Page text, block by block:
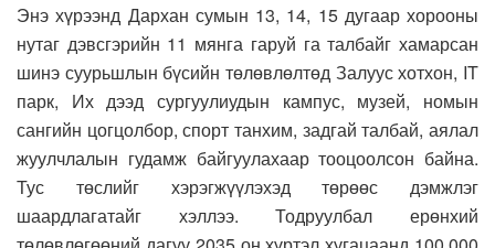
Энэ хүрээнд Дархан сумын 13, 14, 15 дугаар хорооны
нутаг дэвсгэрийн 11 мянга гаруй га талбайг хамарсан
шинэ суурьшлын бүсийн төлөвлөлтөд Залуус хотхон, IT
парк, Их дээд сургуулиудын кампус, музей, номын
сангийн цогцолбор, спорт танхим, задгай талбай, аялал
жуулчлалын гудамж байгуулахаар тооцоолсон байна.
Тус төслийг хэрэгжүүлэхэд төрөөс дэмжлэг
шаардлагатайг хэллээ. Тодруулбал ерөнхий